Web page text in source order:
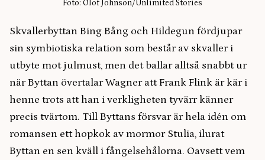
Foto: Olof Johnson/Unlimited Stories
Skvallerbyttan Bing Bång och Hildegun fördjupar
sin symbiotiska relation som består av skvaller i
utbyte mot julmust, men det ballar alltså snabbt ur
när Byttan övertalar Wagner att Frank Flink är kär i
henne trots att han i verkligheten tyvärr känner
precis tvärtom. Till Byttans försvar är hela idén om
romansen ett hopkok av mormor Stulia, ilurat
Byttan en sen kväll i fångelsehålorna. Oavsett vem